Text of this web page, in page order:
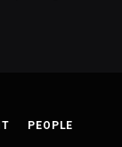
PEOPLE